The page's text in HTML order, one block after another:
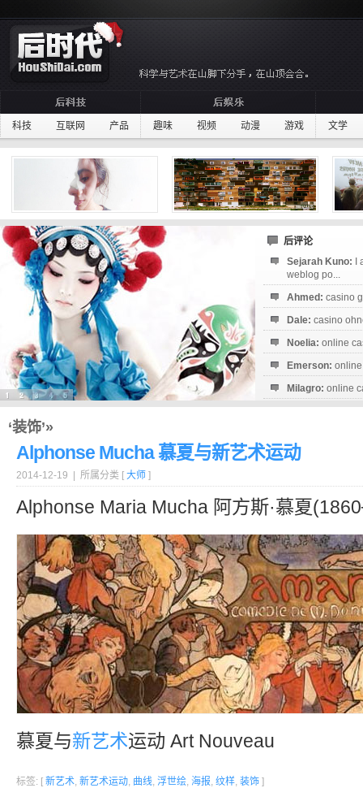
科技 互联网 产品 趣味 视频 动漫 游戏 文学
后评论
Sejarah Kuno:
weblog po...
Ahmed: casino
Dale: casino
Noelia: online
Emerson:
Milagro: online
‘装饰’»
Alphonse Mucha 慕夏与新艺术运动
2014-12-19 | 所属分类 [ 大师 ]
Alphonse Maria Mucha 阿方斯·慕夏
慕夏与新艺术运动 Art Nouveau
标签: [ 新艺术, 新艺术运动, 曲线, 浮世绘, 海报, 纹样, 装饰 ]